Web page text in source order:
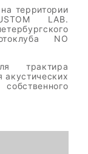
территории
LAB.
NO
трактира